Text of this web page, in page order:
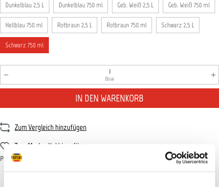
Dunkelblau 2,5 L Dunkelblau 750 ml Geb. Weiß 2,5 L Geb. Weiß 750 ml
Hellblau 750 ml Rotbraun 2,5 L Rotbraun 750 ml Schwarz 2,5 L
Schwarz 750 ml
Produkt Anzahl: Gib den gewünschten Wert ein oder
Dose
IN DEN WARENKORB
Zum Vergleich hinzufügen
Zum Merkzettel hinzufügen
Produktnummer: